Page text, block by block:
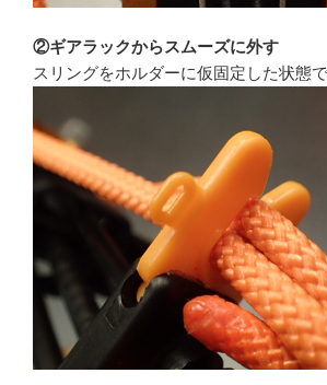
②ギアラックからスムーズに外す
スリングをホルダーに仮固定した状態で